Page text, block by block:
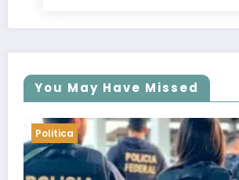
You May Have Missed
Politica